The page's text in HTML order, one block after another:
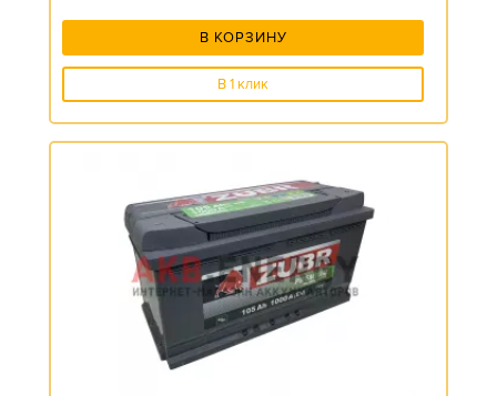
В КОРЗИНУ
В 1 клик